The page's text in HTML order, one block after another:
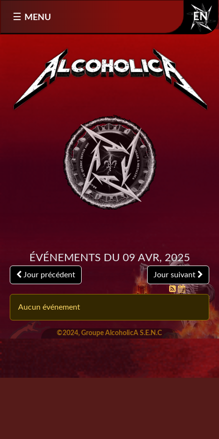
Événements du 09 Avr, 2025
Jour précédent Jour suivant
Aucun événement
©2024, Groupe AlcoholicA S.E.N.C
EN
MENU